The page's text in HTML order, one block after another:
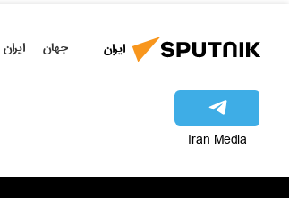
ایران جهان ایران
Iran Media